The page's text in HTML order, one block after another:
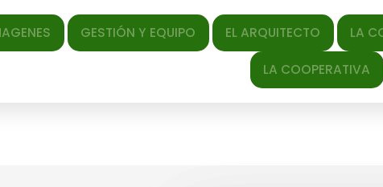
GESTIÓN Y EQUIPO EL ARQUITECTO LA CONSTRUCTORA
LA COOPERATIVA CONTACTO